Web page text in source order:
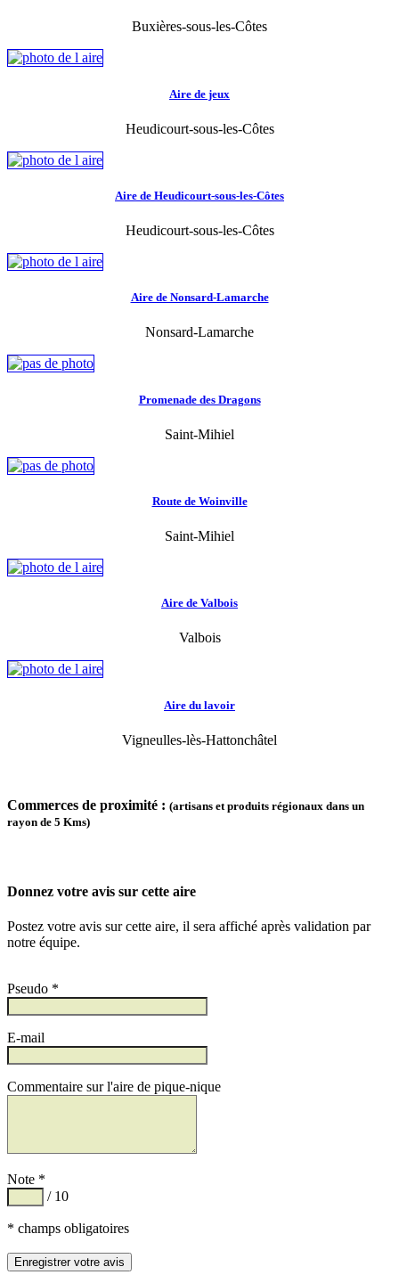
Buxières-sous-les-Côtes
Aire de jeux
Heudicourt-sous-les-Côtes
Aire de Heudicourt-sous-les-Côtes
Heudicourt-sous-les-Côtes
Aire de Nonsard-Lamarche
Nonsard-Lamarche
Promenade des Dragons
Saint-Mihiel
Route de Woinville
Saint-Mihiel
Aire de Valbois
Valbois
Aire du lavoir
Vigneulles-lès-Hattonchâtel
Commerces de proximité : (artisans et produits régionaux dans un
rayon de 5 Kms)
Donnez votre avis sur cette aire
Postez votre avis sur cette aire, il sera affiché après validation par
notre équipe.
Pseudo *
E-mail
Commentaire sur l'aire de pique-nique
Note *
/ 10
* champs obligatoires